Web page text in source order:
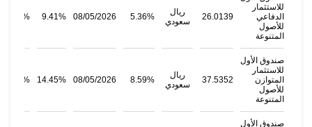
للاستثمار
الدفاعي
للأصول
المتنوعة
26.0139
ريال
سعودي
5.36%
08/05/2026
9.41%
33.40%
صندوق الأول
للاستثمار
المتوازن
للأصول
المتنوعة
37.5352
ريال
سعودي
8.59%
08/05/2026
14.45%
42.62%
صندوق الأول